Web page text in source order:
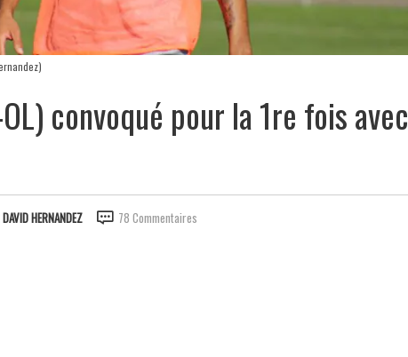
convoqué pour la 1re fois avec
DAVID HERNANDEZ 78 Commentaires